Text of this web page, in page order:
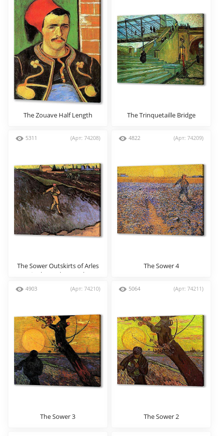
The Zouave Half Length The Trinquetaille Bridge
5311 (Арт: 74208)
The Sower Outskirts of Arles
in the Background
4822 (Арт: 74209)
The Sower 4
4903 (Арт: 74210)
The Sower 3
5064 (Арт: 74211)
The Sower 2